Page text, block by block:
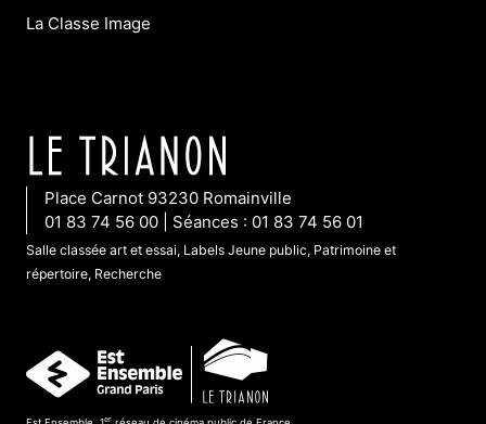
La Classe Image
Place Carnot 93230 Romainville
01 83 74 56 00 | Séances : 01 83 74 56 01
Salle classée art et essai, Labels Jeune public, Patrimoine et
répertoire, Recherche
er